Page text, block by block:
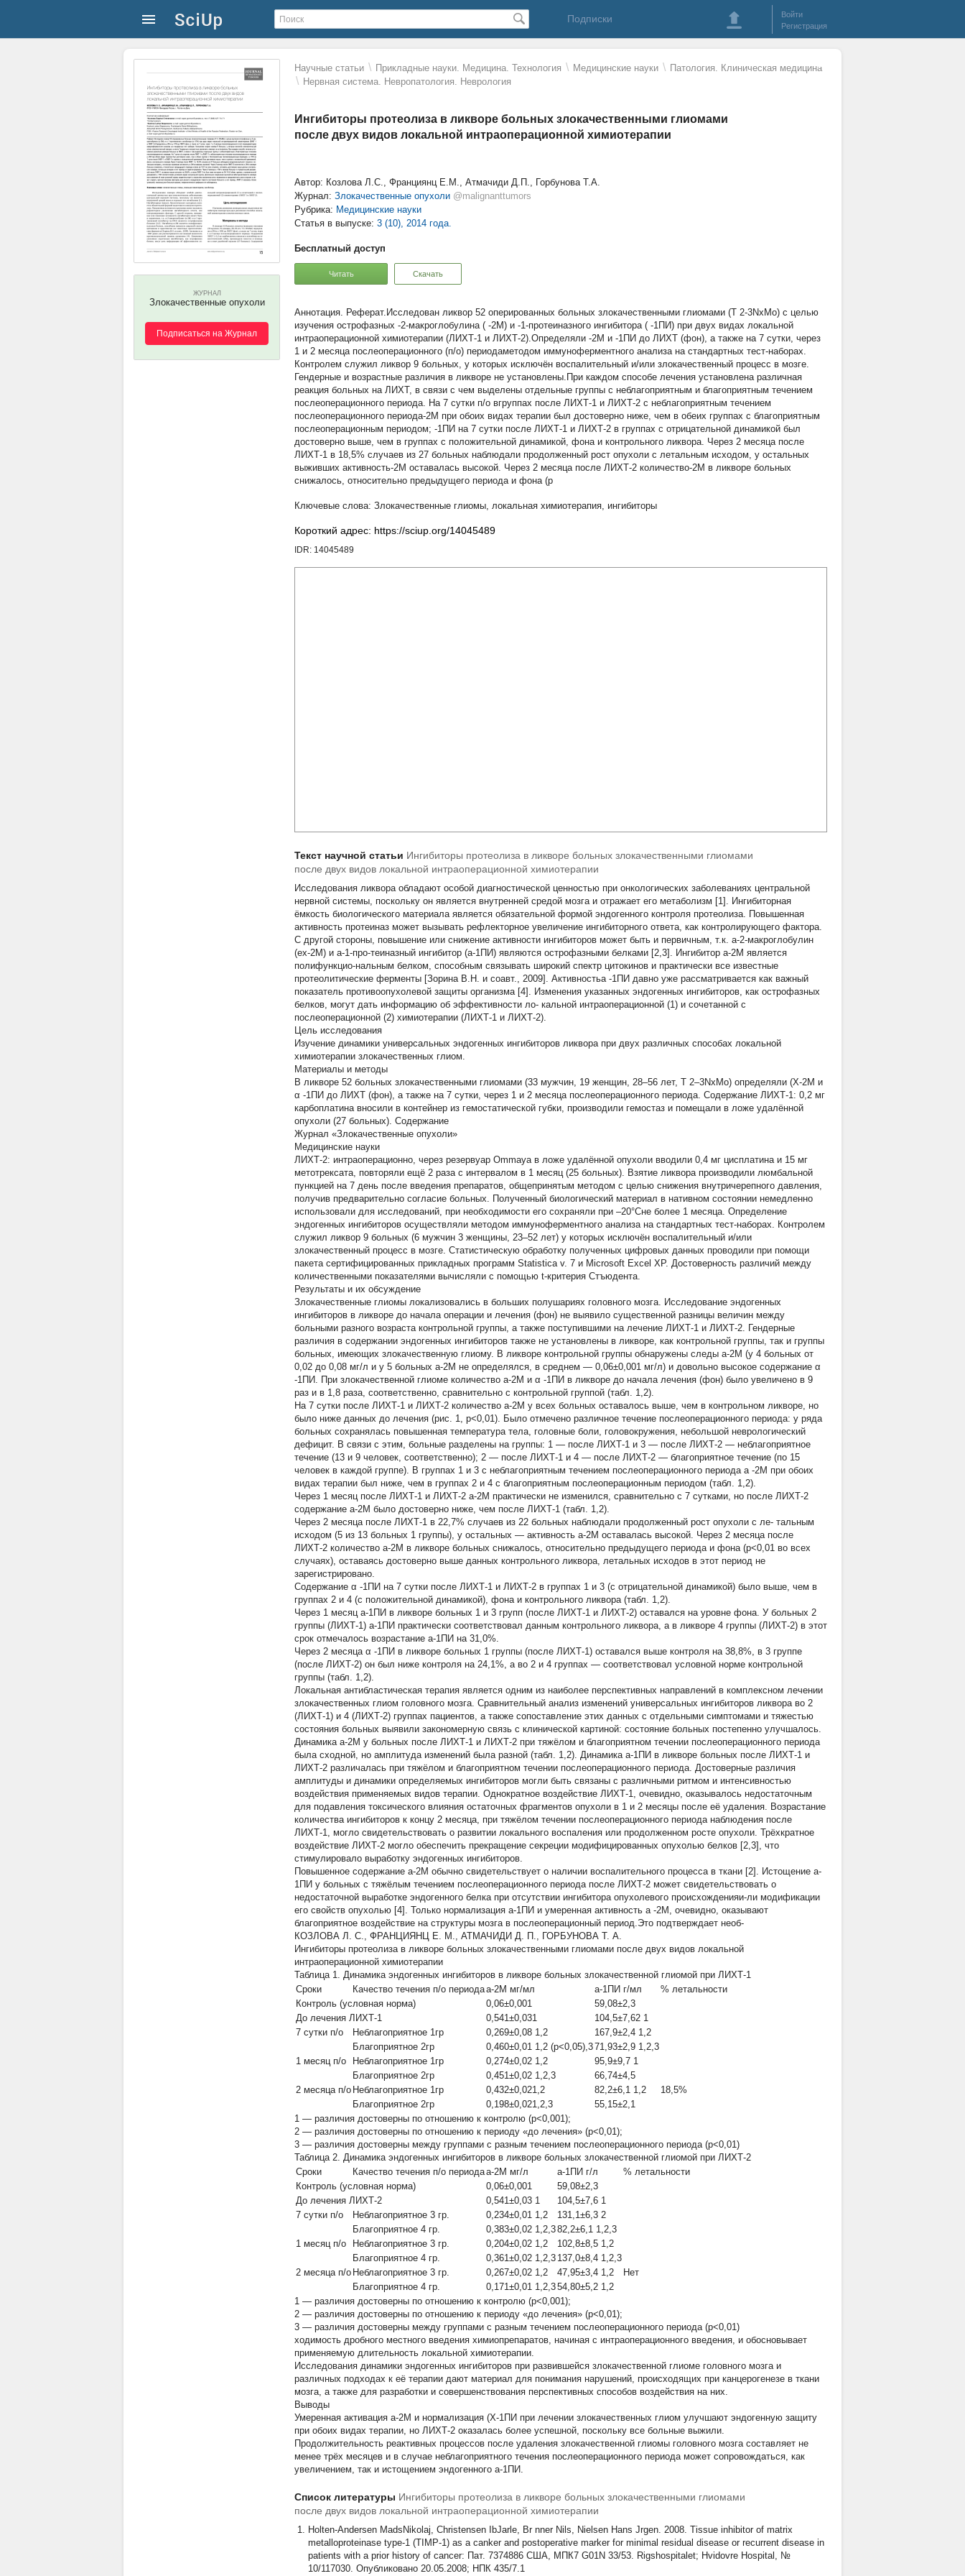
Подписки
Войти
Регистрация
Научные статьи \ Прикладные науки. Медицина. Технология \ Mедицинские науки \ Патология. Клиническая медицина
\ Нервная система. Невропатология. Неврология
Ингибиторы протеолиза в ликворе больных злокачественными глиомами
после двух видов локальной интраоперационной химиотерапии
ЖУРНАЛ
Злокачественные опухоли
Подписаться на Журнал
Автор: Козлова Л.С., Франциянц Е.М., Атмачиди Д.П., Горбунова Т.А.
Журнал: Злокачественные опухоли @malignanttumors
Рубрика: Медицинские науки
Статья в выпуске: 3 (10), 2014 года.
Бесплатный доступ
Читать Скачать
Реферат.Исследован ликвор 52 оперированных больных злокачественными глиомами (Т 2-3NхMo) с целью
изучения острофазных -2-макроглобулина ( -2М) и -1-протеиназного ингибитора ( -1ПИ) при двух видах локальной
интраоперационной химиотерапии (ЛИХТ-1 и ЛИХТ-2).Определяли -2М и -1ПИ до ЛИХТ (фон), а также на 7 сутки, через
1 и 2 месяца послеоперационного (п/о) периодаметодом иммуноферментного анализа на стандартных тест-наборах.
Контролем служил ликвор 9 больных, у которых исключён воспалительный и/или злокачественный процесс в мозге.
Гендерные и возрастные различия в ликворе не установлены.При каждом способе лечения установлена различная
реакция больных на ЛИХТ, в связи с чем выделены отдельные группы с неблагоприятным и благоприятным течением
послеоперационного периода. На 7 сутки п/о вгруппах после ЛИХТ-1 и ЛИХТ-2 с неблагоприятным течением
послеоперационного периода-2М при обоих видах терапии был достоверно ниже, чем в обеих группах с благоприятным
послеоперационным периодом; -1ПИ на 7 сутки после ЛИХТ-1 и ЛИХТ-2 в группах с отрицательной динамикой был
достоверно выше, чем в группах с положительной динамикой, фона и контрольного ликвора. Через 2 месяца после
ЛИХТ-1 в 18,5% случаев из 27 больных наблюдали продолженный рост опухоли с летальным исходом, у остальных
выживших активность-2М оставалась высокой. Через 2 месяца после ЛИХТ-2 количество-2М в ликворе больных
снижалось, относительно предыдущего периода и фона (р
Злокачественные глиомы, локальная химиотерапия, ингибиторы
Короткий адрес: https://sciup.org/14045489
IDR: 14045489
Текст научной статьи Ингибиторы протеолиза в ликворе больных злокачественными глиомами
после двух видов локальной интраоперационной химиотерапии
Исследования ликвора обладают особой диагностической ценностью при онкологических заболеваниях центральной
нервной системы, поскольку он является внутренней средой мозга и отражает его метаболизм [1]. Ингибиторная
ёмкость биологического материала является обязательной формой эндогенного контроля протеолиза. Повышенная
активность протеиназ может вызывать рефлекторное увеличение ингибиторного ответа, как контролирующего фактора.
С другой стороны, повышение или снижение активности ингибиторов может быть и первичным, т.к. a-2-макроглобулин
(ex-2М) и a-1-про-теиназный ингибитор (a-1ПИ) являются острофазными белками [2,3]. Ингибитор a-2М является
полифункцио-нальным белком, способным связывать широкий спектр цитокинов и практически все известные
протеолитические ферменты [Зорина В.Н. и соавт., 2009]. Активностьa -1ПИ давно уже рассматривается как важный
показатель противоопухолевой защиты организма [4]. Изменения указанных эндогенных ингибиторов, как острофазных
белков, могут дать информацию об эффективности ло- кальной интраоперационной (1) и сочетанной с
послеоперационной (2) химиотерапии (ЛИХТ-1 и ЛИХТ-2).
Цель исследования
Изучение динамики универсальных эндогенных ингибиторов ликвора при двух различных способах локальной
химиотерапии злокачественных глиом.
Материалы и методы
В ликворе 52 больных злокачественными глиомами (33 мужчин, 19 женщин, 28–56 лет, Т 2–3NхMo) определяли (X-2М и
α -1ПИ до ЛИХТ (фон), а также на 7 сутки, через 1 и 2 месяца послеоперационного периода. Содержание ЛИХТ-1: 0,2 мг
карбоплатина вносили в контейнер из гемостатической губки, производили гемостаз и помещали в ложе удалённой
опухоли (27 больных). Содержание
Журнал «Злокачественные опухоли»
Медицинские науки
ЛИХТ-2: интраоперационно, через резервуар Ommaya в ложе удалённой опухоли вводили 0,4 мг цисплатина и 15 мг
метотрексата, повторяли ещё 2 раза с интервалом в 1 месяц (25 больных). Взятие ликвора производили люмбальной
пункцией на 7 день после введения препаратов, общепринятым методом с целью снижения внутричерепного давления,
получив предварительно согласие больных. Полученный биологический материал в нативном состоянии немедленно
использовали для исследований, при необходимости его сохраняли при –20°Сне более 1 месяца. Определение
эндогенных ингибиторов осуществляли методом иммуноферментного анализа на стандартных тест-наборах. Контролем
служил ликвор 9 больных (6 мужчин 3 женщины, 23–52 лет) у которых исключён воспалительный и/или
злокачественный процесс в мозге. Статистическую обработку полученных цифровых данных проводили при помощи
пакета сертифицированных прикладных программ Statistica v. 7 и Microsoft Excel XP. Достоверность различий между
количественными показателями вычисляли с помощью t-критерия Стъюдента.
Результаты и их обсуждение
Злокачественные глиомы локализовались в больших полушариях головного мозга. Исследование эндогенных
ингибиторов в ликворе до начала операции и лечения (фон) не выявило существенной разницы величин между
больными разного возраста контрольной группы, а также поступившими на лечение ЛИХТ-1 и ЛИХТ-2. Гендерные
различия в содержании эндогенных ингибиторов также не установлены в ликворе, как контрольной группы, так и группы
больных, имеющих злокачественную глиому. В ликворе контрольной группы обнаружены следы a-2М (у 4 больных от
0,02 до 0,08 мг/л и у 5 больных a-2М не определялся, в среднем — 0,06±0,001 мг/л) и довольно высокое содержание α
-1ПИ. При злокачественной глиоме количество a-2М и α -1ПИ в ликворе до начала лечения (фон) было увеличено в 9
раз и в 1,8 раза, соответственно, сравнительно с контрольной группой (табл. 1,2).
На 7 сутки после ЛИХТ-1 и ЛИХТ-2 количество a-2М у всех больных оставалось выше, чем в контрольном ликворе, но
было ниже данных до лечения (рис. 1, р<0,01). Было отмечено различное течение послеоперационного периода: у ряда
больных сохранялась повышенная температура тела, головные боли, головокружения, небольшой неврологический
дефицит. В связи с этим, больные разделены на группы: 1 — после ЛИХТ-1 и 3 — после ЛИХТ-2 — неблагоприятное
течение (13 и 9 человек, соответственно); 2 — после ЛИХТ-1 и 4 — после ЛИХТ-2 — благоприятное течение (по 15
человек в каждой группе). В группах 1 и 3 с неблагоприятным течением послеоперационного периода a -2М при обоих
видах терапии был ниже, чем в группах 2 и 4 с благоприятным послеоперационным периодом (табл. 1,2).
Через 1 месяц после ЛИХТ-1 и ЛИХТ-2 a-2М практически не изменился, сравнительно с 7 сутками, но после ЛИХТ-2
содержание a-2М было достоверно ниже, чем после ЛИХТ-1 (табл. 1,2).
Через 2 месяца после ЛИХТ-1 в 22,7% случаев из 22 больных наблюдали продолженный рост опухоли с ле- тальным
исходом (5 из 13 больных 1 группы), у остальных — активность a-2М оставалась высокой. Через 2 месяца после
ЛИХТ-2 количество a-2М в ликворе больных снижалось, относительно предыдущего периода и фона (р<0,01 во всех
случаях), оставаясь достоверно выше данных контрольного ликвора, летальных исходов в этот период не
зарегистрировано.
Содержание α -1ПИ на 7 сутки после ЛИХТ-1 и ЛИХТ-2 в группах 1 и 3 (с отрицательной динамикой) было выше, чем в
группах 2 и 4 (с положительной динамикой), фона и контрольного ликвора (табл. 1,2).
Через 1 месяц a-1ПИ в ликворе больных 1 и 3 групп (после ЛИХТ-1 и ЛИХТ-2) оставался на уровне фона. У больных 2
группы (ЛИХТ-1) a-1ПИ практически соответствовал данным контрольного ликвора, а в ликворе 4 группы (ЛИХТ-2) в этот
срок отмечалось возрастание a-1ПИ на 31,0%.
Через 2 месяца α -1ПИ в ликворе больных 1 группы (после ЛИХТ-1) оставался выше контроля на 38,8%, в 3 группе
(после ЛИХТ-2) он был ниже контроля на 24,1%, а во 2 и 4 группах — соответствовал условной норме контрольной
группы (табл. 1,2).
Локальная антибластическая терапия является одним из наиболее перспективных направлений в комплексном лечении
злокачественных глиом головного мозга. Сравнительный анализ изменений универсальных ингибиторов ликвора во 2
(ЛИХТ-1) и 4 (ЛИХТ-2) группах пациентов, а также сопоставление этих данных с отдельными симптомами и тяжестью
состояния больных выявили закономерную связь с клинической картиной: состояние больных постепенно улучшалось.
Динамика a-2М у больных после ЛИХТ-1 и ЛИХТ-2 при тяжёлом и благоприятном течении послеоперационного периода
была сходной, но амплитуда изменений была разной (табл. 1,2). Динамика a-1ПИ в ликворе больных после ЛИХТ-1 и
ЛИХТ-2 различалась при тяжёлом и благоприятном течении послеоперационного периода. Достоверные различия
амплитуды и динамики определяемых ингибиторов могли быть связаны с различными ритмом и интенсивностью
воздействия применяемых видов терапии. Однократное воздействие ЛИХТ-1, очевидно, оказывалось недостаточным
для подавления токсического влияния остаточных фрагментов опухоли в 1 и 2 месяцы после её удаления. Возрастание
количества ингибиторов к концу 2 месяца, при тяжёлом течении послеоперационного периода наблюдения после
ЛИХТ-1, могло свидетельствовать о развитии локального воспаления или продолженном росте опухоли. Трёхкратное
воздействие ЛИХТ-2 могло обеспечить прекращение секреции модифицированных опухолью белков [2,3], что
стимулировало выработку эндогенных ингибиторов.
Повышенное содержание a-2М обычно свидетельствует о наличии воспалительного процесса в ткани [2]. Истощение a-
1ПИ у больных с тяжёлым течением послеоперационного периода после ЛИХТ-2 может свидетельствовать о
недостаточной выработке эндогенного белка при отсутствии ингибитора опухолевого происхожденияи-ли модификации
его свойств опухолью [4]. Только нормализация a-1ПИ и умеренная активность a -2М, очевидно, оказывают
благоприятное воздействие на структуры мозга в послеоперационный период.Это подтверждает необ-
КОЗЛОВА Л. С., ФРАНЦИЯНЦ Е. М., АТМАЧИДИ Д. П., ГОРБУНОВА Т. А.
Ингибиторы протеолиза в ликворе больных злокачественными глиомами после двух видов локальной
интраоперационной химиотерапии
Таблица 1. Динамика эндогенных ингибиторов в ликворе больных злокачественной глиомой при ЛИХТ-1
Сроки
Качество течения п/о периодаа-2М мг/мл а-1ПИ г/мл
% летальности
Контроль (условная норма)
0,06±0,001
59,08±2,3
До лечения ЛИХТ-1
0,541±0,031
104,5±7,62 1
7 сутки п/о
Неблагоприятное 1гр 0,269±0,08 1,2
167,9±2,4 1,2
Благоприятное 2гр
0,460±0,01 1,2 (р<0,05),371,93±2,9 1,2,3
1 месяц п/о
Неблагоприятное 1гр 0,274±0,02 1,2
95,9±9,7 1
Благоприятное 2гр
0,451±0,02 1,2,3
66,74±4,5
2 месяца п/о Неблагоприятное 1гр 0,432±0,021,2 82,2±6,1 1,2
18,5%
Благоприятное 2гр
0,198±0,021,2,3
55,15±2,1
1 — различия достоверны по отношению к контролю (р<0,001);
2 — различия достоверны по отношению к периоду «до лечения» (р<0,01);
3 — различия достоверны между группами с разным течением послеоперационного периода (р<0,01)
Таблица 2. Динамика эндогенных ингибиторов в ликворе больных злокачественной глиомой при ЛИХТ-2
Сроки
Качество течения п/о периодаа-2М мг/л а-1ПИ г/л
% летальности
Контроль (условная норма)
0,06±0,001
59,08±2,3
До лечения ЛИХТ-2
0,541±0,03 1
104,5±7,6 1
7 сутки п/о
Неблагоприятное 3 гр. 0,234±0,01 1,2
131,1±6,3 2
Благоприятное 4 гр.
0,383±0,02 1,2,382,2±6,1 1,2,3
1 месяц п/о
Неблагоприятное 3 гр. 0,204±0,02 1,2
102,8±8,5 1,2
Благоприятное 4 гр.
0,361±0,02 1,2,3 137,0±8,4 1,2,3
2 месяца п/о Неблагоприятное 3 гр. 0,267±0,02 1,2 47,95±3,4 1,2
Нет
Благоприятное 4 гр.
0,171±0,01 1,2,354,80±5,2 1,2
1 — различия достоверны по отношению к контролю (р<0,001);
2 — различия достоверны по отношению к периоду «до лечения» (р<0,01);
3 — различия достоверны между группами с разным течением послеоперационного периода (р<0,01)
ходимость дробного местного введения химиопрепаратов, начиная с интраоперационного введения, и обосновывает
применяемую длительность локальной химиотерапии.
Исследования динамики эндогенных ингибиторов при развившейся злокачественной глиоме головного мозга и
различных подходах к её терапии дают материал для понимания нарушений, происходящих при канцерогенезе в ткани
мозга, а также для разработки и совершенствования перспективных способов воздействия на них.
Выводы
Умеренная активация а-2М и нормализация (X-1ПИ при лечении злокачественных глиом улучшают эндогенную защиту
при обоих видах терапии, но ЛИХТ-2 оказалась более успешной, поскольку все больные выжили.
Продолжительность реактивных процессов после удаления злокачественной глиомы головного мозга составляет не
менее трёх месяцев и в случае неблагоприятного течения послеоперационного периода может сопровождаться, как
увеличением, так и истощением эндогенного а-1ПИ.
Список литературы Ингибиторы протеолиза в ликворе больных злокачественными глиомами
после двух видов локальной интраоперационной химиотерапии
Holten-Andersen MadsNikolaj, Christensen IbJarle, Br nner Nils, Nielsen Hans Jrgen. 2008. Tissue inhibitor of matrix
metalloproteinase type-1 (TIMP-1) as a canker and postoperative marker for minimal residual disease or recurrent disease in
patients with a prior history of cancer: Пат. 7374886 США, МПК7 G01N 33/53. Rigshospitalet; Hvidovre Hospital, №
10/117030. Опубликовано 20.05.2008; НПК 435/7.1